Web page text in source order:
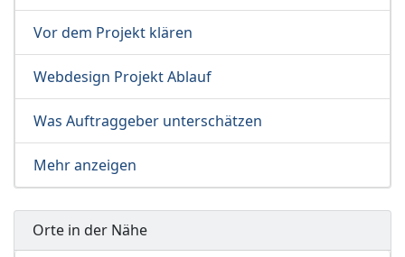
Vor dem Projekt klären
Webdesign Projekt Ablauf
Was Auftraggeber unterschätzen
Mehr anzeigen
Orte in der Nähe